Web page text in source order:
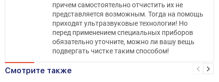
причем самостоятельно отчистить их не
представляется возможным. Тогда на помощь
приходят ультразвуковые технологии! Но
перед применением специальных приборов
обязательно уточните, можно ли вашу вещь
подвергать чистке таким способом!
Смотрите также